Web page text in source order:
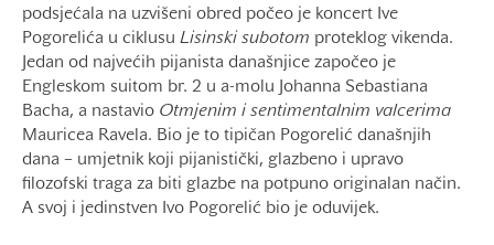
podsjećala na uzvišeni obred počeo je koncert Ive
Pogorelića u ciklusu Lisinski subotom proteklog vikenda.
Jedan od najvećih pijanista današnjice započeo je
Engleskom suitom br. 2 u a-molu Johanna Sebastiana
Bacha, a nastavio Otmjenim i sentimentalnim valcerima
Mauricea Ravela. Bio je to tipičan Pogorelić današnjih
dana – umjetnik koji pijanistički, glazbeno i upravo
filozofski traga za biti glazbe na potpuno originalan način.
A svoj i jedinstven Ivo Pogorelić bio je oduvijek.